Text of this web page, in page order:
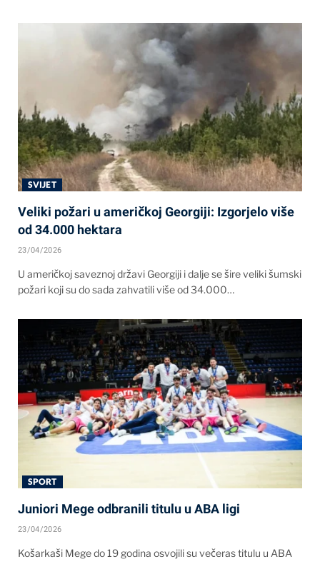
SVIJET
Veliki požari u američkoj Georgiji: Izgorjelo više
od 34.000 hektara
23/04/2026
U američkoj saveznoj državi Georgiji i dalje se šire veliki šumski
požari koji su do sada zahvatili više od 34.000…
SPORT
Juniori Mege odbranili titulu u ABA ligi
23/04/2026
Košarkaši Mege do 19 godina osvojili su večeras titulu u ABA